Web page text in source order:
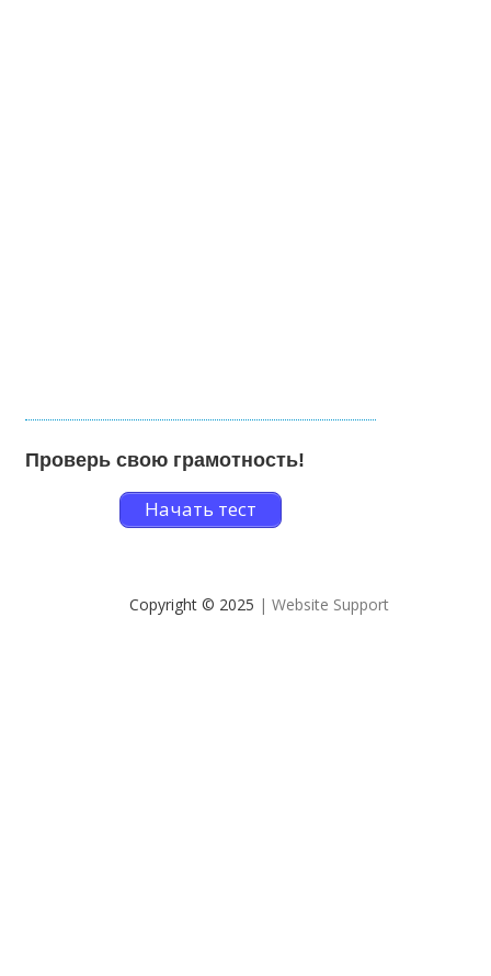
Проверь свою грамотность!
Начать тест
Copyright © 2025 | Website Support